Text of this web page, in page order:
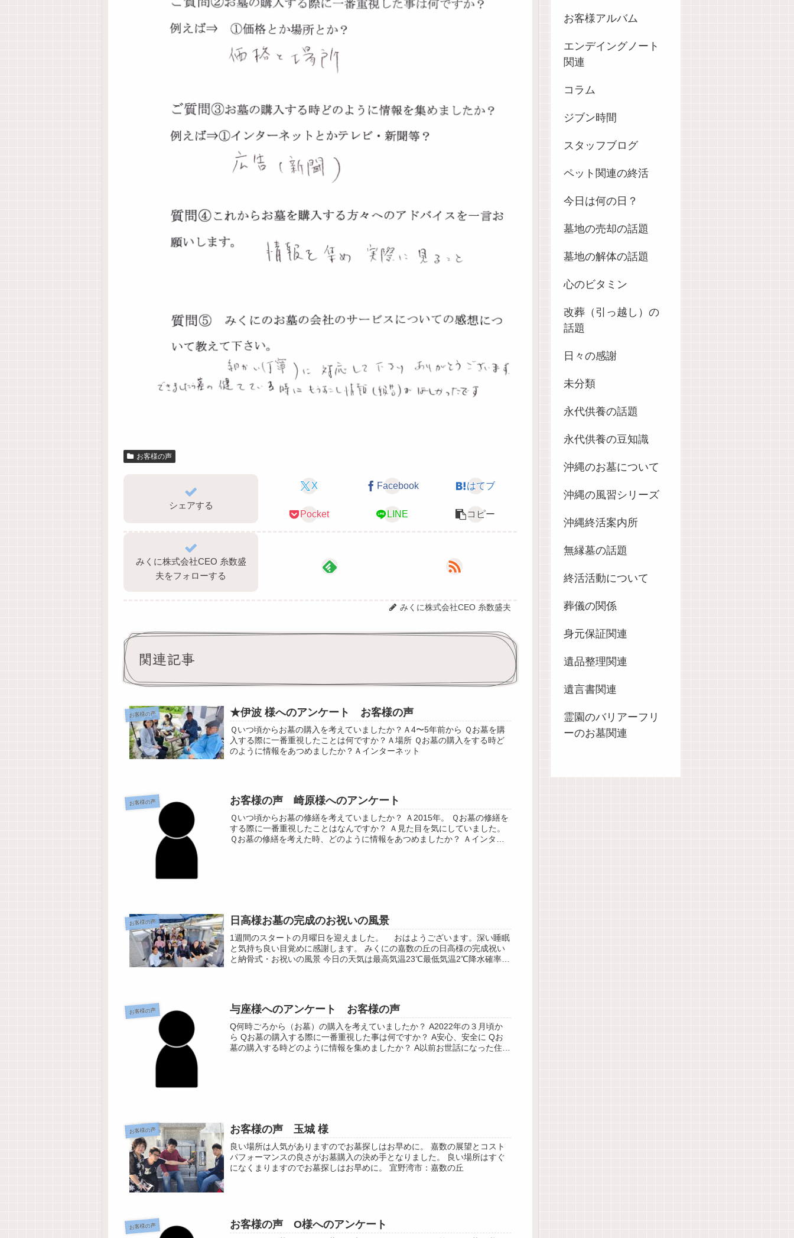
お客様の声
シェアする
X Facebook はてブ
Pocket LINE コピー
みくに株式会社CEO 糸数盛
夫をフォローする
みくに株式会社CEO 糸数盛夫
関連記事
お客様の声 ★伊波 様へのアンケート お客様の声
Ｑいつ頃からお墓の購入を考えていましたか？Ａ4〜5年前から Ｑお墓を購
入する際に一番重視したことは何ですか？Ａ場所 Ｑお墓の購入をする時ど
のように情報をあつめましたか？Ａインターネット
お客様の声 お客様の声 崎原様へのアンケート
Ｑいつ頃からお墓の修繕を考えていましたか？ Ａ2015年。 Ｑお墓の修繕を
する際に一番重視したことはなんですか？ Ａ見た目を気にしていました。
Ｑお墓の修繕を考えた時、どのように情報をあつめましたか？ Ａインター
お客様の声 日高様お墓の完成のお祝いの風景
1週間のスタートの月曜日を迎えました。 おはようございます。深い睡眠
と気持ち良い目覚めに感謝します。 みくにの嘉数の丘の日高様の完成祝い
と納骨式・お祝いの風景 今日の天気は最高気温23℃最低気温2℃降水確率
お客様の声 与座様へのアンケート お客様の声
Q何時ごろから（お墓）の購入を考えていましたか？ A2022年の３月頃か
ら Qお墓の購入する際に一番重視した事は何ですか？ A安心、安全に Qお
墓の購入する時どのように情報を集めましたか？ A以前お世話になった住職
お客様の声 お客様の声 玉城 様
良い場所は人気がありますのでお墓探しはお早めに。 嘉数の展望とコスト
パフォーマンスの良さがお墓購入の決め手となりました。 良い場所はすぐ
になくまりますのでお墓探しはお早めに。 宜野湾市：嘉数の丘
お客様の声 お客様の声 O様へのアンケート
お客様アルバム
エンデイングノート
関連
コラム
ジブン時間
スタッフブログ
ペット関連の終活
今日は何の日？
墓地の売却の話題
墓地の解体の話題
心のビタミン
改葬（引っ越し）の
話題
日々の感謝
未分類
永代供養の話題
永代供養の豆知識
沖縄のお墓について
沖縄の風習シリーズ
沖縄終活案内所
無縁墓の話題
終活活動について
葬儀の関係
身元保証関連
遺品整理関連
遺言書関連
霊園のバリアーフリ
ーのお墓関連